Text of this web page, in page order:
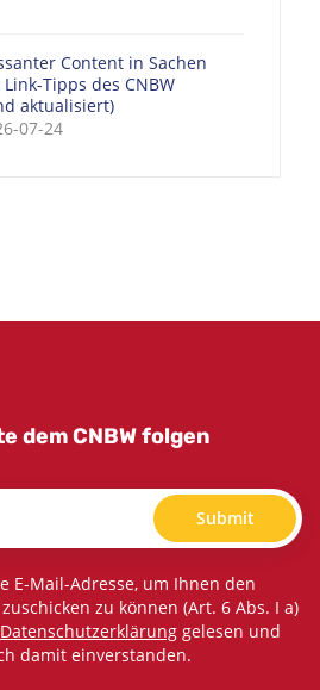
Content in Sachen
Tipps des CNBW
aktualisiert)
07-24
dem CNBW folgen
Submit
E-Mail-Adresse, um Ihnen den
zu können (Art. 6 Abs. I a)
Datenschutzerklärung gelesen und
damit einverstanden.